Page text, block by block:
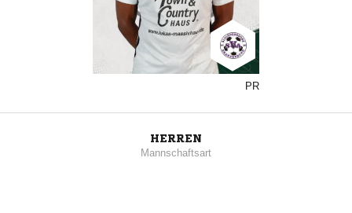
PR
HERREN
Mannschaftsart